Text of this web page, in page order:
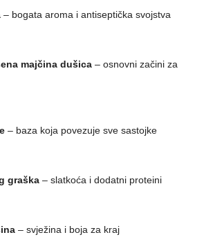
– bogata aroma i antiseptička svojstva
majčina dušica – osnovni začini za
– baza koja povezuje sve sastojke
graška – slatkoća i dodatni proteini
– svježina i boja za kraj